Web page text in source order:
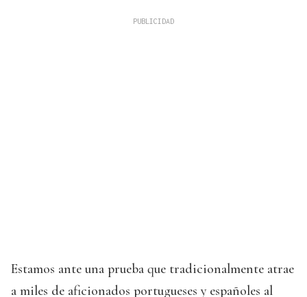
Estamos ante una prueba que tradicionalmente atrae
a miles de aficionados portugueses y españoles al